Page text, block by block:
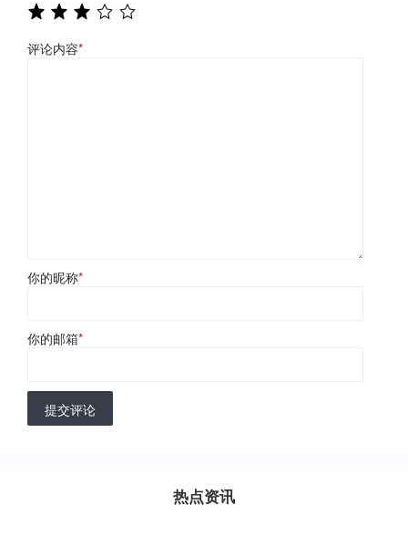
评论内容*
你的昵称*
你的邮箱*
提交评论
热点资讯